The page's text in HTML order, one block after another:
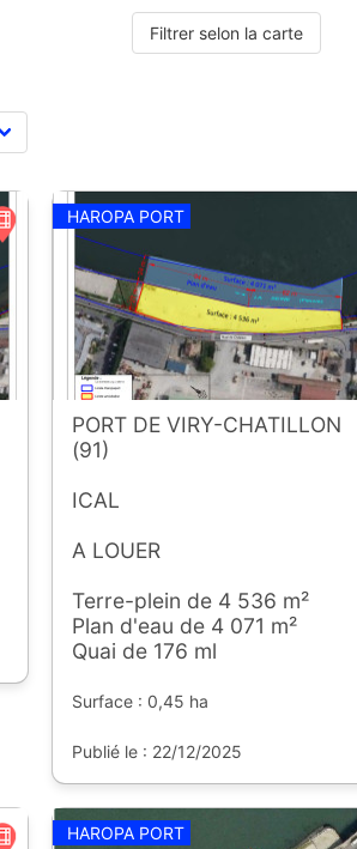
Filtrer selon la carte
HAROPA PORT
PORT DE VIRY-CHATILLON
(91)
ICAL
A LOUER
Terre-plein de 4 536 m²
Plan d'eau de 4 071 m²
Quai de 176 ml
Surface : 0,45 ha
Publié le : 22/12/2025
HAROPA PORT